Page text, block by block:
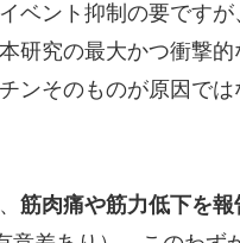
ベント抑制の要ですが
研究の最大かつ衝撃
ンそのものが原因で
筋肉痛や筋力低下を